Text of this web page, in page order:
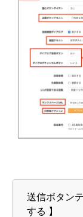
送信ボタ
する 】